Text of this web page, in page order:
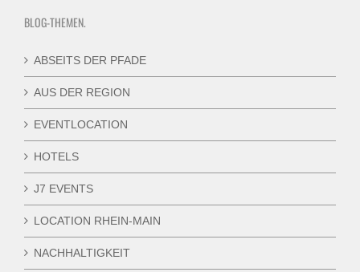
BLOG-THEMEN.
ABSEITS DER PFADE
AUS DER REGION
EVENTLOCATION
HOTELS
J7 EVENTS
LOCATION RHEIN-MAIN
NACHHALTIGKEIT